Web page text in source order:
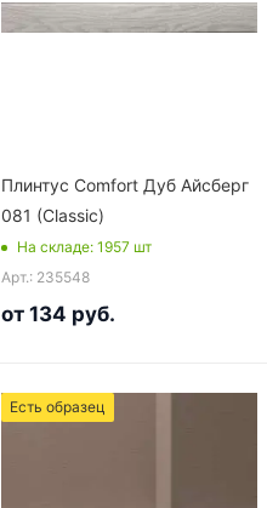
Плинтус Comfort Дуб Айсберг
081 (Classic)
На складе: 1957 шт
Арт.: 235548
от 134 руб.
Есть образец